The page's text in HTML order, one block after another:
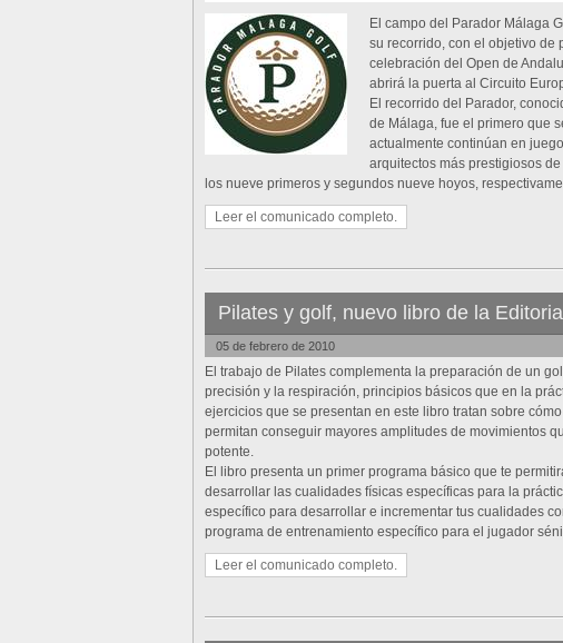
El campo del Parador Málaga
su recorrido, con el objetivo de
celebración del Open de
abrirá la puerta al Circuito
El recorrido del Parador,
de Málaga, fue el primero que
actualmente continúan en
arquitectos más prestigiosos
los nueve primeros y segundos nueve hoyos,
Leer el comunicado completo.
Pilates y golf, nuevo libro de la
05 de febrero de 2010
El trabajo de Pilates complementa la preparación de un
precisión y la respiración, principios básicos que en la
ejercicios que se presentan en este libro tratan sobre
permitan conseguir mayores amplitudes de movimientos
potente.
El libro presenta un primer programa básico que te
desarrollar las cualidades físicas específicas para la
específico para desarrollar e incrementar tus cualidades
programa de entrenamiento específico para el jugador
Leer el comunicado completo.